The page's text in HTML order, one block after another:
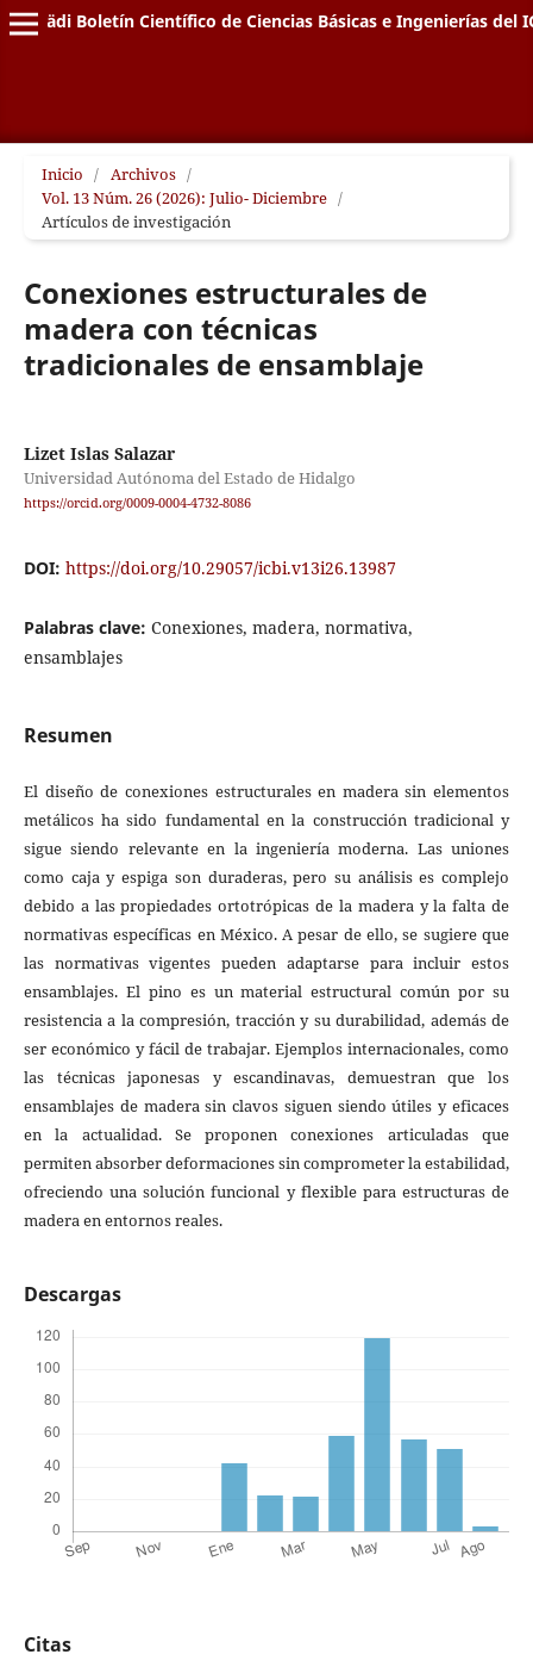
Pädi Boletín Científico de Ciencias Básicas e Ingenierías del
Inicio / Archivos /
Vol. 13 Núm. 26 (2026): Julio- Diciembre /
Artículos de investigación
Conexiones estructurales de
madera con técnicas
tradicionales de ensamblaje
Lizet Islas Salazar
Universidad Autónoma del Estado de Hidalgo
https://orcid.org/0009-0004-4732-8086
DOI: https://doi.org/10.29057/icbi.v13i26.13987
Palabras clave: Conexiones, madera, normativa,
ensamblajes
Resumen
El diseño de conexiones estructurales en madera sin elementos
metálicos ha sido fundamental en la construcción tradicional y
sigue siendo relevante en la ingeniería moderna. Las uniones
como caja y espiga son duraderas, pero su análisis es complejo
debido a las propiedades ortotrópicas de la madera y la falta de
normativas específicas en México. A pesar de ello, se sugiere que
las normativas vigentes pueden adaptarse para incluir estos
ensamblajes. El pino es un material estructural común por su
resistencia a la compresión, tracción y su durabilidad, además de
ser económico y fácil de trabajar. Ejemplos internacionales, como
las técnicas japonesas y escandinavas, demuestran que los
ensamblajes de madera sin clavos siguen siendo útiles y eficaces
en la actualidad. Se proponen conexiones articuladas que
permiten absorber deformaciones sin comprometer la estabilidad,
ofreciendo una solución funcional y flexible para estructuras de
madera en entornos reales.
Descargas
Citas